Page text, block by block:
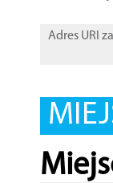
Adres URI